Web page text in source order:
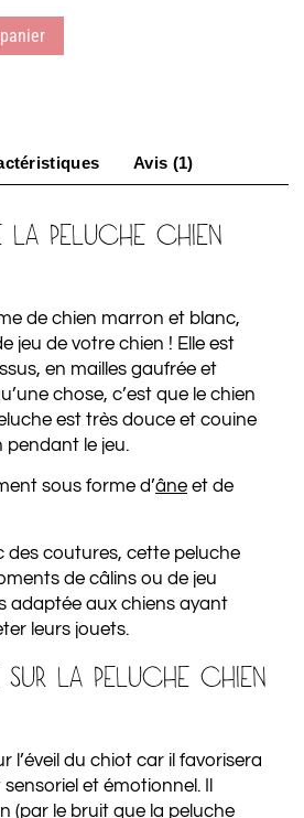
Avis (1)
LA PELUCHE CHIEN
de chien marron et blanc,
jeu de votre chien ! Elle est
en mailles gaufrée et
chose, c’est que le chien
est très douce et couine
pendant le jeu.
sous forme d’âne et de
des coutures, cette peluche
de câlins ou de jeu
adaptée aux chiens ayant
leurs jouets.
SUR LA PELUCHE CHIEN
l’éveil du chiot car il favorisera
et émotionnel. Il
(par le bruit que la peluche